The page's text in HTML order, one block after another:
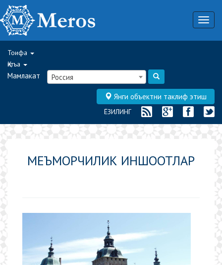
Тоифа
Қитъа
Мамлакат Россия
Янги объектни таклиф этиш
ЁЗИЛИНГ
МЕЪМОРЧИЛИК ИНШООТЛАР